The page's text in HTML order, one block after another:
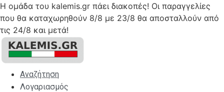
Η ομάδα του kalemis.gr πάει διακοπές! Οι παραγγελίες
που θα καταχωρηθούν 8/8 με 23/8 θα αποσταλλούν από
τις 24/8 και μετά!
Skip
content
Αναζήτηση
Λογαριασμός